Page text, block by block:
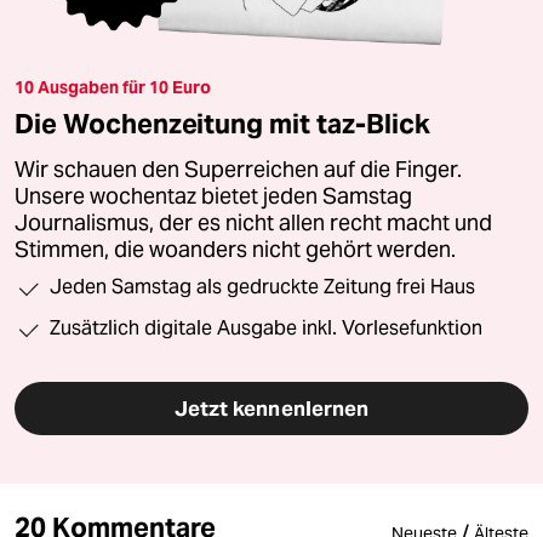
10 Ausgaben für 10 Euro
Die Wochenzeitung mit taz-Blick
Wir schauen den Superreichen auf die Finger.
Unsere wochentaz bietet jeden Samstag
Journalismus, der es nicht allen recht macht und
Stimmen, die woanders nicht gehört werden.
Jeden Samstag als gedruckte Zeitung frei Haus
Zusätzlich digitale Ausgabe inkl. Vorlesefunktion
Jetzt kennenlernen
20 Kommentare